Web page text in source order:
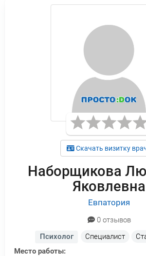
Скачать визитку
Наборщикова
Яковлевна
Евпатория
0 отзывов
Психолог
Специалист
Место работы: